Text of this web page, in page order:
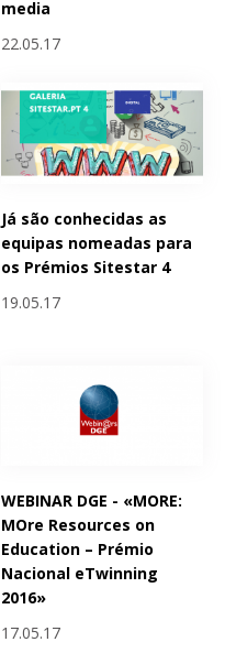
media
22.05.17
Já são conhecidas as
equipas nomeadas para
os Prémios Sitestar 4
19.05.17
WEBINAR DGE - «MORE:
MOre Resources on
Education – Prémio
Nacional eTwinning
2016»
17.05.17